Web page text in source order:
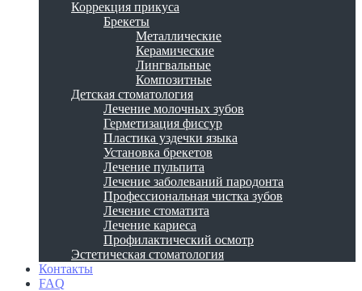
Коррекция прикуса
Брекеты
Металлические
Керамические
Лингвальные
Композитные
Детская стоматология
Лечение молочных зубов
Герметизация фиссур
Пластика уздечки языка
Установка брекетов
Лечение пульпита
Лечение заболеваний пародонта
Профессиональная чистка зубов
Лечение стоматита
Лечение кариеса
Профилактический осмотр
Эстетическая стоматология
Контакты
FAQ